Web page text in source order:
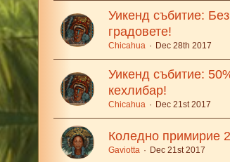
Уикенд събитие:
градовете!
Chicahua Dec 28th 2017
Уикенд събитие:
кехлибар!
Chicahua Dec 21st 2017
Коледно примирие
Gaviotta Dec 21st 2017